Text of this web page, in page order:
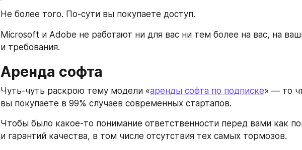
Не более того. По-сути вы покупаете доступ.
Microsoft и Adobe не работают ни для вас ни тем более на вас, на
и требования.
Аренда софта
Чуть-чуть раскрою тему модели «аренды софта по подписке» — то
вы покупаете в 99% случаев современных стартапов.
Чтобы было какое-то понимание ответственности перед вами как
и гарантий качества, в том числе отсутствия тех самых тормозов.